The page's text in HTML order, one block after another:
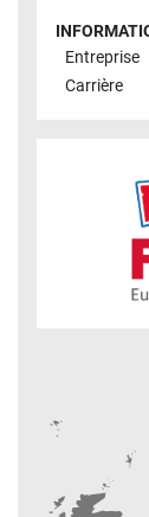
Entreprise
Carrière